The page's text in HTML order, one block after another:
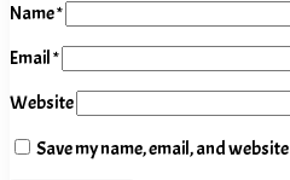
Name*
Email*
Website
Save my name, email, and